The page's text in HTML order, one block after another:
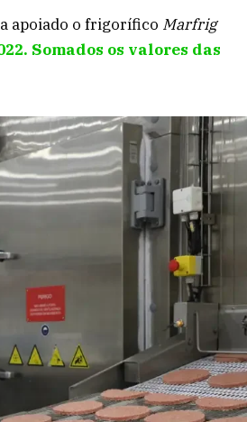
apoiado o frigorífico Marfrig
Somados os valores das